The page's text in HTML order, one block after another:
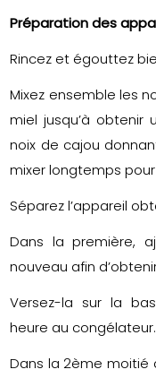
Préparation des
Rincez et égouttez
Mixez ensemble les
miel jusqu’à obtenir
noix de cajou
mixer longtemps
Séparez l’appareil
Dans la première,
nouveau afin
Versez-la sur la
heure au congélateur.
Dans la 2ème moitié